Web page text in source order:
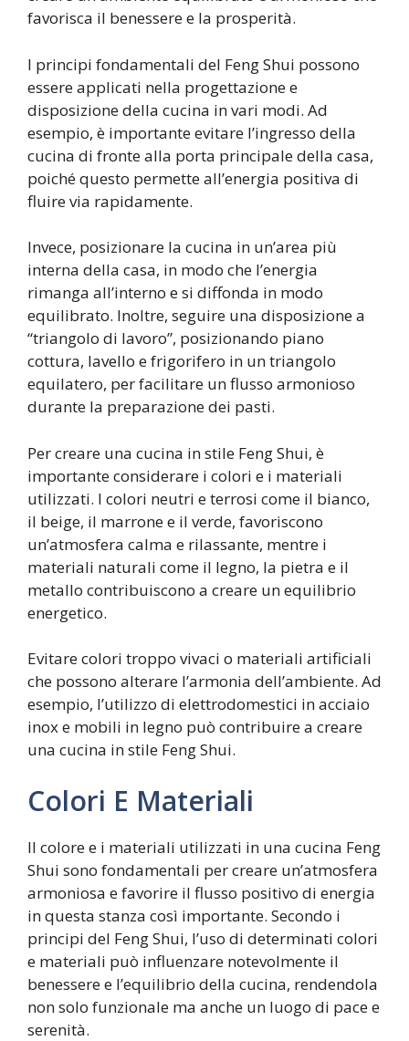
favorisca il benessere e la prosperità.
I principi fondamentali del Feng Shui possono
essere applicati nella progettazione e
disposizione della cucina in vari modi. Ad
esempio, è importante evitare l’ingresso della
cucina di fronte alla porta principale della casa,
poiché questo permette all’energia positiva di
fluire via rapidamente.
Invece, posizionare la cucina in un’area più
interna della casa, in modo che l’energia
rimanga all’interno e si diffonda in modo
equilibrato. Inoltre, seguire una disposizione a
“triangolo di lavoro”, posizionando piano
cottura, lavello e frigorifero in un triangolo
equilatero, per facilitare un flusso armonioso
durante la preparazione dei pasti.
Per creare una cucina in stile Feng Shui, è
importante considerare i colori e i materiali
utilizzati. I colori neutri e terrosi come il bianco,
il beige, il marrone e il verde, favoriscono
un’atmosfera calma e rilassante, mentre i
materiali naturali come il legno, la pietra e il
metallo contribuiscono a creare un equilibrio
energetico.
Evitare colori troppo vivaci o materiali artificiali
che possono alterare l’armonia dell’ambiente. Ad
esempio, l’utilizzo di elettrodomestici in acciaio
inox e mobili in legno può contribuire a creare
una cucina in stile Feng Shui.
Colori E Materiali
Il colore e i materiali utilizzati in una cucina Feng
Shui sono fondamentali per creare un’atmosfera
armoniosa e favorire il flusso positivo di energia
in questa stanza così importante. Secondo i
principi del Feng Shui, l’uso di determinati colori
e materiali può influenzare notevolmente il
benessere e l’equilibrio della cucina, rendendola
non solo funzionale ma anche un luogo di pace e
serenità.